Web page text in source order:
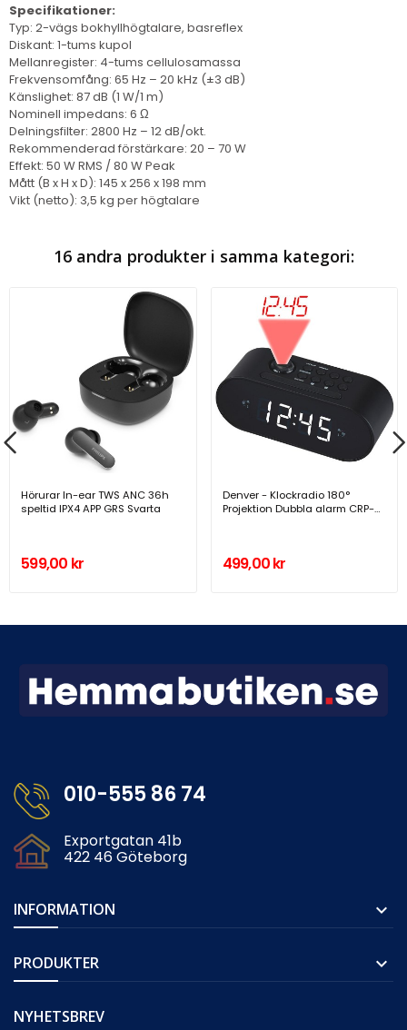
Specifikationer:
Typ: 2-vägs bokhyllhögtalare, basreflex
Diskant: 1-tums kupol
Mellanregister: 4-tums cellulosamassa
Frekvensomfång: 65 Hz – 20 kHz (±3 dB)
Känslighet: 87 dB (1 W/1 m)
Nominell impedans: 6 Ω
Delningsfilter: 2800 Hz – 12 dB/okt.
Rekommenderad förstärkare: 20 – 70 W
Effekt: 50 W RMS / 80 W Peak
Mått (B x H x D): 145 x 256 x 198 mm
Vikt (netto): 3,5 kg per högtalare
16 andra produkter i samma kategori:
Hörurar In-ear TWS ANC 36h
speltid IPX4 APP GRS Svarta
599,00 kr
Denver - Klockradio 180°
Projektion Dubbla alarm CRP-
499,00 kr
010-555 86 74
Exportgatan 41b
422 46 Göteborg
INFORMATION 
PRODUKTER 
NYHETSBREV